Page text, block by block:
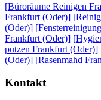
[Büroräume Reinigen
Frankfurt (Oder)]
(Oder)]
Frankfurt (Oder)]
putzen Frankfurt (Oder)]
(Oder)] [Rasenmahd
Kontakt